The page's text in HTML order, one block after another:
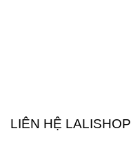
LIÊN HỆ LALISHOP